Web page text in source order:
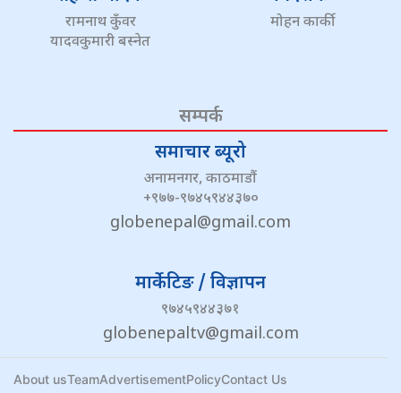
रामनाथ कुँवर
यादवकुमारी बस्नेत
मोहन कार्की
सम्पर्क
समाचार ब्यूरो
अनामनगर, काठमाडौं
+९७७-९७४५९४४३७०
globenepal@gmail.com
मार्केटिङ / विज्ञापन
९७४५९४४३७१
globenepaltv@gmail.com
About usTeamAdvertisementPolicyContact Us